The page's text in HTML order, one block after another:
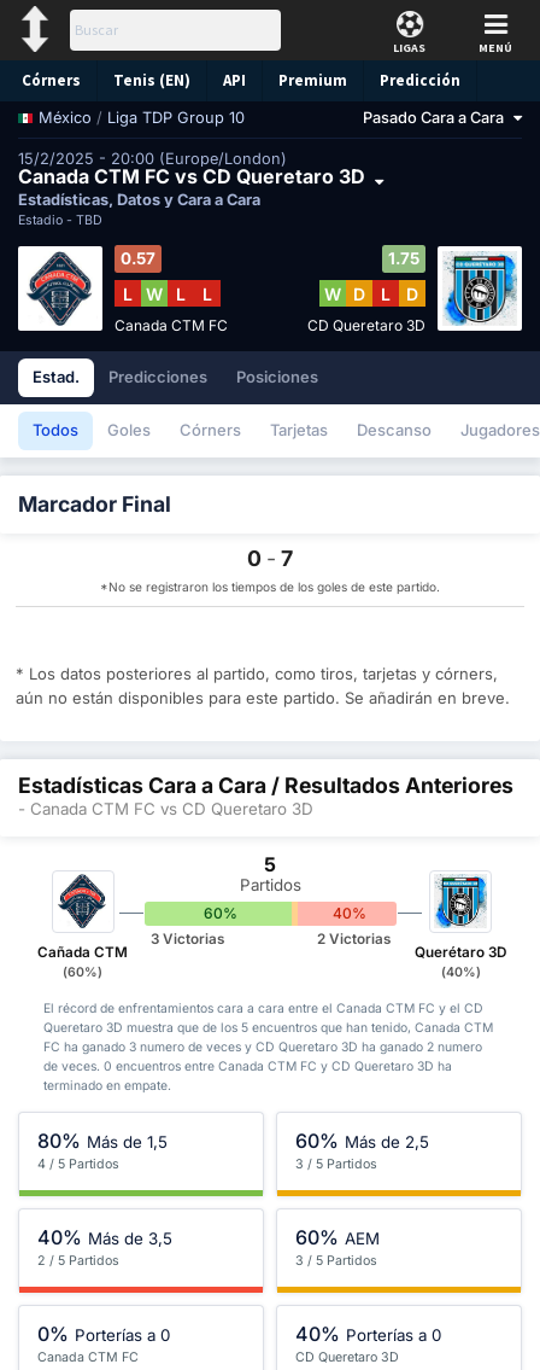
LIGAS MENÚ
Córners Tenis (EN) API Premium Predicción
México / Liga TDP Group 10 Pasado Cara a Cara
15/2/2025 - 20:00 (Europe/London)
Canada CTM FC vs CD Queretaro 3D
Estadísticas, Datos y Cara a Cara
Estadio - TBD
0.57
L W L L
Canada CTM FC
1.75
W D L D
CD Queretaro 3D
Estad. Predicciones Posiciones
Todos Goles Córners Tarjetas Descanso Jugadores
Marcador Final
0 - 7
*No se registraron los tiempos de los goles de este partido.
* Los datos posteriores al partido, como tiros, tarjetas y córners,
aún no están disponibles para este partido. Se añadirán en breve.
Estadísticas Cara a Cara / Resultados Anteriores
- Canada CTM FC vs CD Queretaro 3D
Cañada CTM
(60%)
5
Partidos
60% 40%
3 Victorias 2 Victorias
Querétaro 3D
(40%)
El récord de enfrentamientos cara a cara entre el Canada CTM FC y el CD
Queretaro 3D muestra que de los 5 encuentros que han tenido, Canada CTM
FC ha ganado 3 numero de veces y CD Queretaro 3D ha ganado 2 numero
de veces. 0 encuentros entre Canada CTM FC y CD Queretaro 3D ha
terminado en empate.
80% Más de 1,5
4 / 5 Partidos
60% Más de 2,5
3 / 5 Partidos
40% Más de 3,5
2 / 5 Partidos
60% AEM
3 / 5 Partidos
0% Porterías a 0
Canada CTM FC
40% Porterías a 0
CD Queretaro 3D